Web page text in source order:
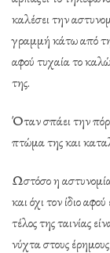
καλέσει την
γραμμή κάτω από
αφού τυχαία το
της.
Όταν σπάει την
πτώμα της και
Ωστόσο η
και όχι τον ίδιο
τέλος της ταινίας
νύχτα στους